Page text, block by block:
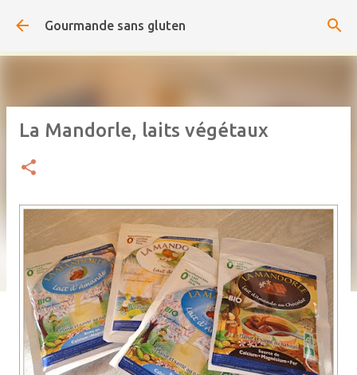
Accéder au contenu principal
Gourmande sans gluten
La Mandorle, laits végétaux